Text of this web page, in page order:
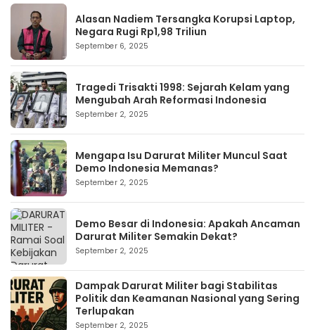
Alasan Nadiem Tersangka Korupsi Laptop,
Negara Rugi Rp1,98 Triliun
September 6, 2025
Tragedi Trisakti 1998: Sejarah Kelam yang
Mengubah Arah Reformasi Indonesia
September 2, 2025
Mengapa Isu Darurat Militer Muncul Saat
Demo Indonesia Memanas?
September 2, 2025
Demo Besar di Indonesia: Apakah Ancaman
Darurat Militer Semakin Dekat?
September 2, 2025
Dampak Darurat Militer bagi Stabilitas
Politik dan Keamanan Nasional yang Sering
Terlupakan
September 2, 2025